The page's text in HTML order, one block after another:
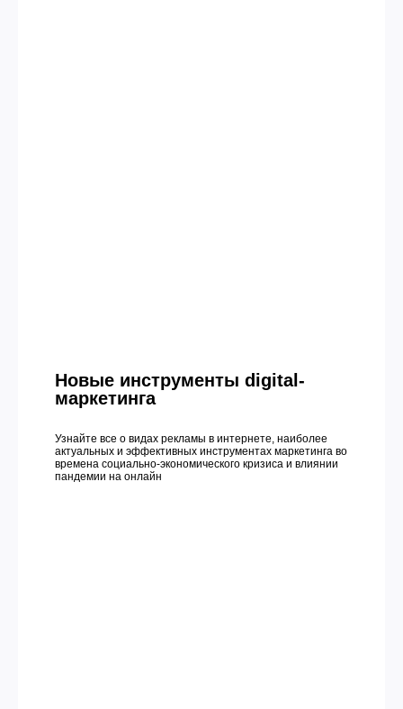
Новые инструменты digital-
маркетинга
Узнайте все о видах рекламы в интернете, наиболее
актуальных и эффективных инструментах маркетинга во
времена социально-экономического кризиса и влиянии
пандемии на онлайн